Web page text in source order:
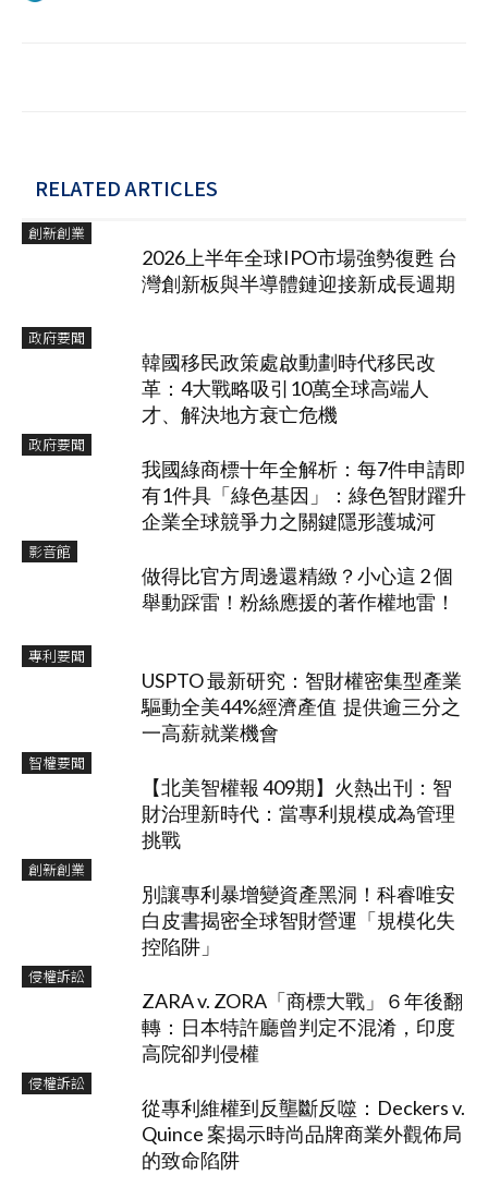
RELATED ARTICLES
創新創業
2026上半年全球IPO市場強勢復甦 台
灣創新板與半導體鏈迎接新成長週期
政府要聞
韓國移民政策處啟動劃時代移民改
革：4大戰略吸引10萬全球高端人
才、解決地方衰亡危機
政府要聞
我國綠商標十年全解析：每7件申請即
有1件具「綠色基因」：綠色智財躍升
企業全球競爭力之關鍵隱形護城河
影音館
做得比官方周邊還精緻？小心這 2 個
舉動踩雷！粉絲應援的著作權地雷！
專利要聞
USPTO 最新研究：智財權密集型產業
驅動全美44%經濟產值 提供逾三分之
一高薪就業機會
智權要聞
【北美智權報 409期】火熱出刊：智
財治理新時代：當專利規模成為管理
挑戰
創新創業
別讓專利暴增變資產黑洞！科睿唯安
白皮書揭密全球智財營運「規模化失
控陷阱」
侵權訴訟
ZARA v. ZORA「商標大戰」６年後翻
轉：日本特許廳曾判定不混淆，印度
高院卻判侵權
侵權訴訟
從專利維權到反壟斷反噬：Deckers v.
Quince 案揭示時尚品牌商業外觀佈局
的致命陷阱